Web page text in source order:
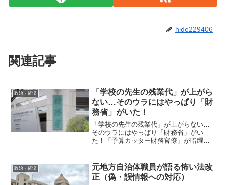
hide229406
関連記事
政治・経済
「学校の先生の残業代」が上がら
ない…そのウラにはやっぱり「財
務省」がいた！
「学校の先生の残業代」が上がらない…
そのウラにはやっぱり「財務省」がい
た！「予算カッター財務官僚」が暗躍し
た焦点だった、公立学校教員の教職調整
額（残業代）の増額を巡...
政治・経済
元地方自治体職員が語る怖い法改
正（偽・誤情報への対応）